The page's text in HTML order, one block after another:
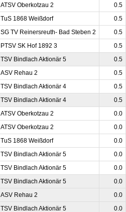
ATSV Oberkotzau 2 0.5
TuS 1868 Weißdorf 0.5
SG TV Reinersreuth- Bad Steben 2 0.5
PTSV SK Hof 1892 3 0.5
TSV Bindlach Aktionär 5 0.5
ASV Rehau 2 0.5
TSV Bindlach Aktionär 4 0.5
TSV Bindlach Aktionär 4 0.5
ATSV Oberkotzau 2 0.0
ATSV Oberkotzau 2 0.0
TuS 1868 Weißdorf 0.0
TSV Bindlach Aktionär 5 0.0
TSV Bindlach Aktionär 5 0.0
TSV Bindlach Aktionär 5 0.0
ASV Rehau 2 0.0
TSV Bindlach Aktionär 5 0.0